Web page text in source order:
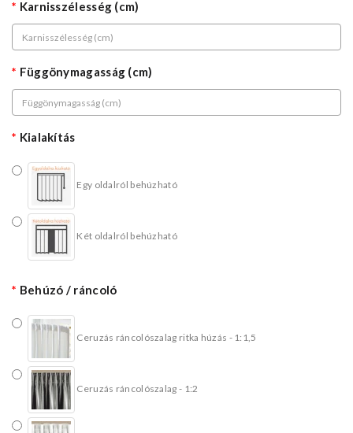
Karnisszélesség (cm)
Függönymagasság (cm)
Kialakítás
Egy oldalról behúzható
Két oldalról behúzható
Behúzó / ráncoló
Ceruzás ráncolószalag ritka húzás - 1:1,5
Ceruzás ráncolószalag - 1:2